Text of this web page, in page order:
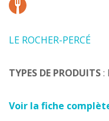
LE ROCHER-PERCÉ
TYPES DE PRODUITS:
Voir la fiche